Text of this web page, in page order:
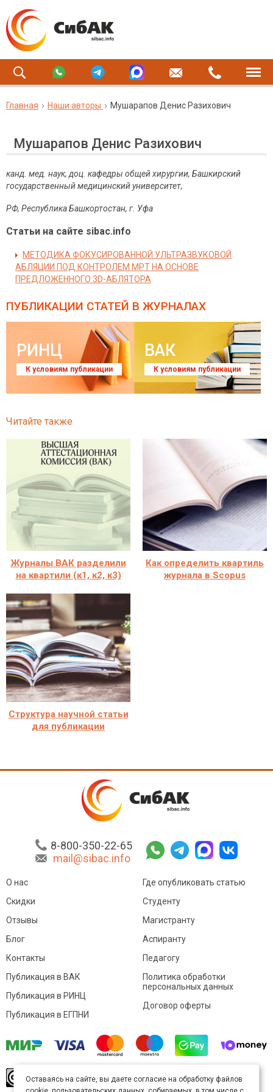
Главная Наши авторы Мушарапов Денис Разихович
Мушарапов Денис Разихович
канд. мед. наук, доц. кафедры общей хирургии, Башкирский
государственный медицинский университет,
РФ, Республика Башкортостан, г. Уфа
Статьи на сайте sibac.info
МЕТОДИКА ФОКУСИРОВАННОЙ УЛЬТРАЗВУКОВОЙ
АБЛЯЦИИ ПОД КОНТРОЛЕМ МРТ НА ОСНОВЕ
ПРЕДЛОЖЕННОГО 3D-АБЛЯТОРА
ПУБЛИКАЦИИ СТАТЕЙ В ЖУРНАЛАХ
РИНЦ
К условиям публикации
ВАК
К условиям публикации
Читайте также
Журналы ВАК разделили
на квартили (к1, к2, к3)
Как определить квартиль
журнала в Scopus
Структура научной статьи
для публикации
8-800-350-22-65
mail@sibac.info
О нас
Скидки
Отзывы
Блог
Контакты
Где опубликовать статью
Студенту
Магистранту
Аспиранту
Педагогу
Публикация в ВАК
Публикация в РИНЦ
Публикация в ЕГПНИ
Политика обработки
персональных данных
Договор оферты
произведение доступно полицензии Creative
Оставаясь на сайте, вы даете согласие на обработку файлов